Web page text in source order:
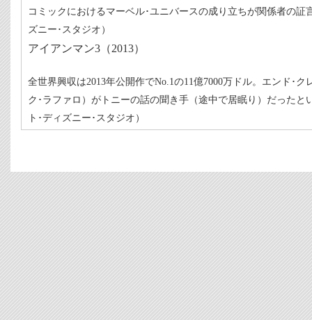
コミックにおけるマーベル･ユニバースの成り立ちが関係者の証
ズニー･スタジオ）
アイアンマン3（2013）
全世界興収は2013年公開作でNo.1の11億7000万ドル。エンド･
ク･ラファロ）がトニーの話の聞き手（途中で居眠り）だったと
ト･ディズニー･スタジオ）